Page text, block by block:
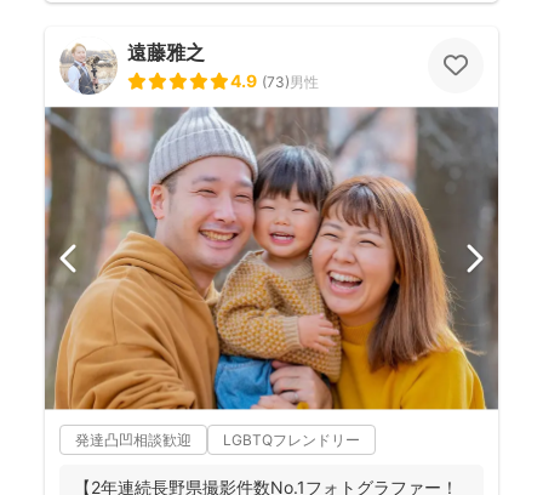
遠藤雅之
4.9 (73)男性
発達凸凹相談歓迎 LGBTQフレンドリー
【2年連続長野県撮影件数No.1フォトグラファー！